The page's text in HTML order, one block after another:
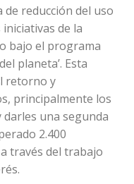
de reducción del uso
de la
bajo el programa
planeta’. Esta
retorno y
principalmente los
una segunda
2.400
través del trabajo